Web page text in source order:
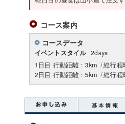
コース案内
コースデータ
イベントスタイル 2days
1日目 行動距離：3km /総行程
2日目 行動距離：5km /総行程